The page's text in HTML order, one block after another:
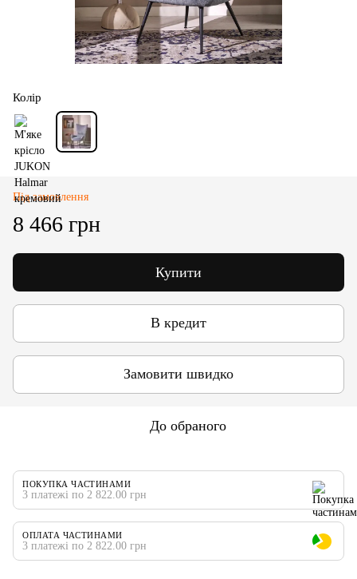
Колір
Під замовлення
8 466 грн
Купити
В кредит
Замовити швидко
До обраного
ПОКУПКА ЧАСТИНАМИ
3 платежі по 2 822.00 грн
ОПЛАТА ЧАСТИНАМИ
3 платежі по 2 822.00 грн